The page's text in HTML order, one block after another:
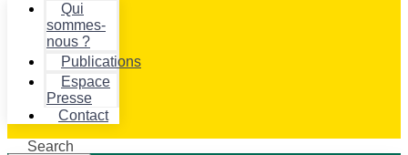
Qui
sommes-
nous ?
Publications
Espace
Presse
Contact
Search